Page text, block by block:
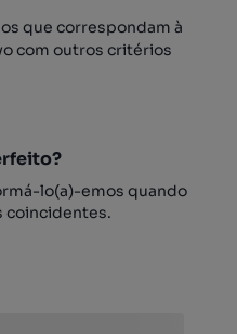
que correspondam à
com outros critérios
lo(a)-emos quando
coincidentes.